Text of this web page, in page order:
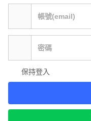
保持登入